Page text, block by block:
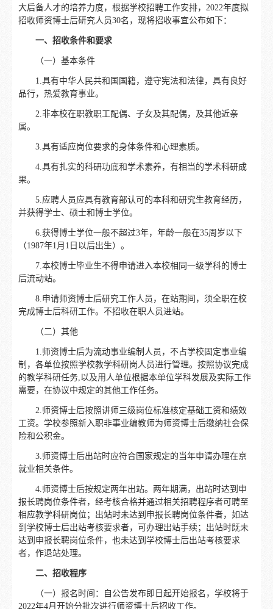
大后备人才的培养力度，根据学校招聘工作安排，2022年度拟
招收师资博士后研究人员30名，现将招收事宜公布如下：
一、招收条件和要求
（一）基本条件
1.具有中华人民共和国国籍，遵守宪法和法律，具有良好
品行，热爱教育事业。
2.非本校在职教职工配偶、子女及其配偶，及其他近亲
属。
3.具有适应岗位要求的身体条件和心理素质。
4.具有扎实的科研功底和学术素养，有相当的学术科研成
果。
5.应聘人员应具有教育部认可的本科和研究生教育经历，
并获得学士、硕士和博士学位。
6.获得博士学位一般不超过3年，年龄一般在35周岁以下
（1987年1月1日以后出生）。
7.本校博士毕业生不得申请进入本校相同一级学科的博士
后流动站。
8.申请师资博士后研究工作人员，在站期间，须全职在校
完成博士后科研工作。不招收在职人员进站。
（二）其他
1.师资博士后为流动事业编制人员，不占学校固定事业编
制，各单位按照学校教学科研岗人员进行管理。按照协议完成
的教学科研任务,以及用人单位根据本单位学科发展及实际工作
需要，在协议中规定的其他工作任务。
2.师资博士后按照讲师三级岗位标准核定基础工资和绩效
工资。学校参照新入职非事业编教师为师资博士后缴纳社会保
险和公积金。
3.师资博士后出站时应符合国家规定的当年申请办理在京
就业相关条件。
4.师资博士后按规定两年出站。两年期满，出站时达到申
报长聘岗位条件者，经考核合格并通过相关招聘程序者可聘至
相应教学科研岗位；出站时未达到申报长聘岗位条件者，如达
到学校博士后出站考核要求者，可办理出站手续；出站时既未
达到申报长聘岗位条件，也未达到学校博士后出站考核要求
者，作退站处理。
二、招收程序
（一）报名时间：自公告发布即日起开始报名，学校将于
2022年4月开始分批次进行师资博士后招收工作。